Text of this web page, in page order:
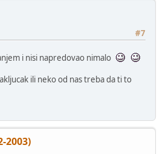
#7
i nisi napredovao nimalo
ili neko od nas treba da ti to
2003)